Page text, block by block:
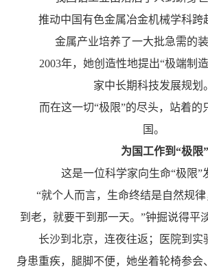
推动中国有色金属冶金机械学科跨
金属产业培养了一大批急需的装
2003年，她创造性地提出“极端制
家中长期科技发展规划。
而在这一切“极限”的尽头，站着的
国。
为国工作到“极限”
这是一位科学家向生命“极限”
“就个人而言，生命终结是自然规
到老，就要干到那一天。”钟掘说得平
长沙到北京，连夜往返；医院到实
身患重疾，腿脚不便，她坐着轮椅参会